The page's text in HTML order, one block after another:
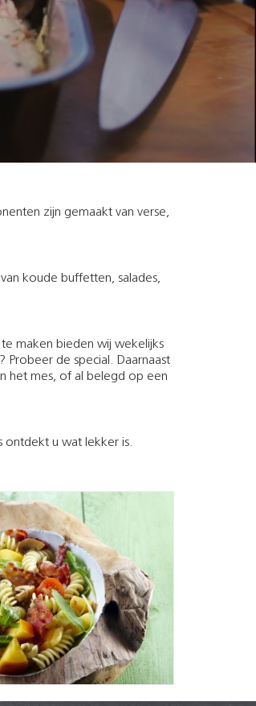
zijn gemaakt van verse,
koude buffetten, salades,
maken bieden wij wekelijks
Probeer de special. Daarnaast
het mes, of al belegd op een
ontdekt u wat lekker is.